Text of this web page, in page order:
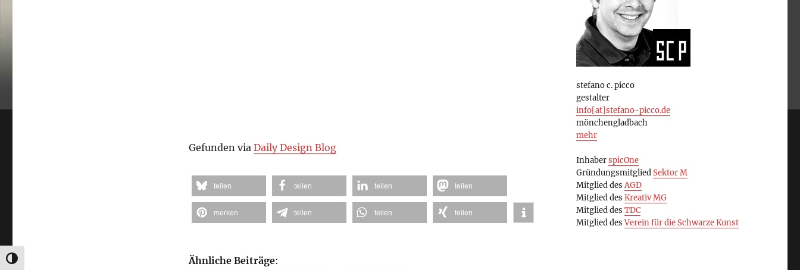
UMSCHALTEN AUF HOHE KONTRASTE
Gefunden via Daily Design Blog
teilen teilen teilen teilen
merken teilen teilen teilen
Ähnliche Beiträge:
stefano c. picco
gestalter
info[at]stefano-picco.de
mönchengladbach
mehr
InhaberspicOne
GründungsmitgliedSektor M
Mitglied desAGD
Mitglied des Kreativ MG
Mitglied des TDC
Mitglied desVerein für die Schwarze Kunst